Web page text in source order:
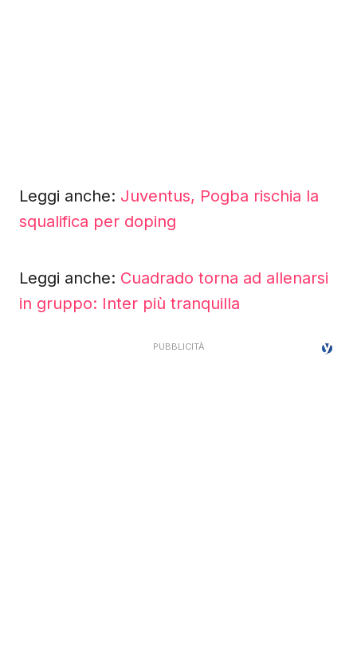
Leggi anche: Juventus, Pogba rischia la
squalifica per doping
Leggi anche: Cuadrado torna ad allenarsi
in gruppo: Inter più tranquilla